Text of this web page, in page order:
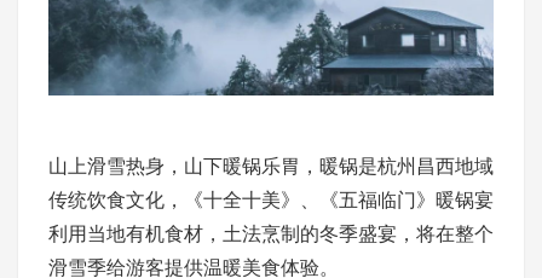
山上滑雪热身，山下暖锅乐胃，暖锅是杭州昌西地域
传统饮食文化，《十全十美》、《五福临门》暖锅宴
利用当地有机食材，土法烹制的冬季盛宴，将在整个
滑雪季给游客提供温暖美食体验。